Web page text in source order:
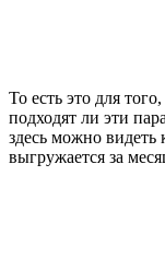
То есть это для
подходят ли эти
здесь можно видеть
выгружается за